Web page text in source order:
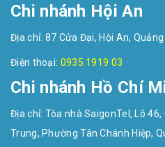
Chi nhánh Hội An
Địa chỉ: 87 Cửa Đại, Hội An,
Điện thoại: 0935 1919 03
Chi nhánh Hồ Chí
Địa chỉ: Tòa nhà SaigonTel, Lô
Trung, Phường Tân Chánh Hiệp,